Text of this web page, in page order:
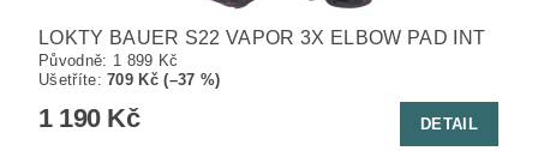
LOKTY BAUER S22 VAPOR 3X ELBOW PAD INT
Původně: 1 899 Kč
Ušetříte:709 Kč (–37 %)
1 190 Kč DETAIL